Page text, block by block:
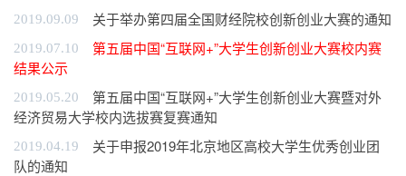
2019.09.09 关于举办第四届全国财经院校创新创业大赛的通知
2019.07.10
第五届中国“互联网+”大学生创新创业大赛校内赛
结果公示
2019.05.20
第五届中国“互联网+”大学生创新创业大赛暨对外
经济贸易大学校内选拔赛复赛通知
2019.04.19
关于申报2019年北京地区高校大学生优秀创业团
队的通知